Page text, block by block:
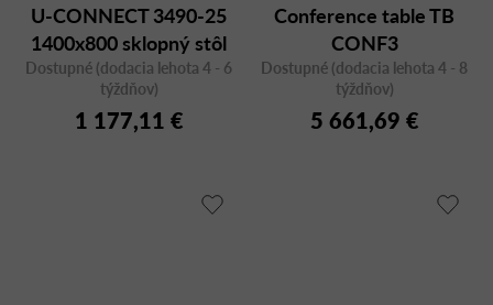
U-CONNECT 3490-25
1400x800 sklopný stôl
Dostupné (dodacia lehota 4 - 6
týždňov)
1 177,11 €
Conference table TB
CONF3
Dostupné (dodacia lehota 4 - 8
týždňov)
5 661,69 €